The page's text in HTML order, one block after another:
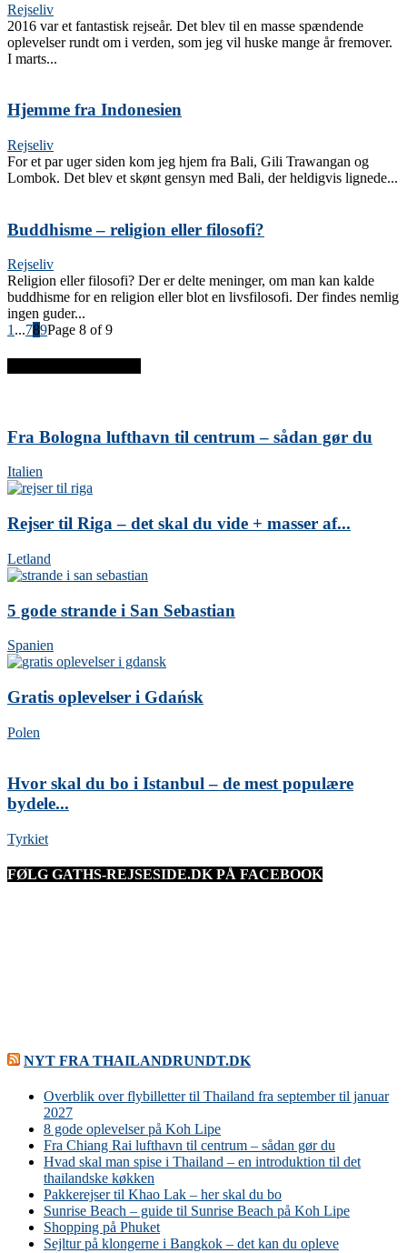
Rejseliv
2016 var et fantastisk rejseår. Det blev til en masse spændende
oplevelser rundt om i verden, som jeg vil huske mange år fremover.
I marts...
Hjemme fra Indonesien
Rejseliv
For et par uger siden kom jeg hjem fra Bali, Gili Trawangan og
Lombok. Det blev et skønt gensyn med Bali, der heldigvis lignede...
Buddhisme – religion eller filosofi?
Rejseliv
Religion eller filosofi? Der er delte meninger, om man kan kalde
buddhisme for en religion eller blot en livsfilosofi. Der findes nemlig
ingen guder...
1 ...789Page 8 of 9
Fra Bologna lufthavn til centrum – sådan gør du
Italien
Rejser til Riga – det skal du vide + masser af...
Letland
5 gode strande i San Sebastian
Spanien
Gratis oplevelser i Gdańsk
Polen
Hvor skal du bo i Istanbul – de mest populære
bydele...
Tyrkiet
FØLG GATHS-REJSESIDE.DK PÅ FACEBOOK
NYT FRA THAILANDRUNDT.DK
Overblik over flybilletter til Thailand fra september til januar
2027
8 gode oplevelser på Koh Lipe
Fra Chiang Rai lufthavn til centrum – sådan gør du
Hvad skal man spise i Thailand – en introduktion til det
thailandske køkken
Pakkerejser til Khao Lak – her skal du bo
Sunrise Beach – guide til Sunrise Beach på Koh Lipe
Shopping på Phuket
Sejltur på klongerne i Bangkok – det kan du opleve